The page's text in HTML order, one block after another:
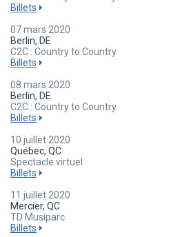
Billets
07 mars 2020
Berlin, DE
C2C : Country to Country
Billets
08 mars 2020
Berlin, DE
C2C : Country to Country
Billets
10 juillet 2020
Québec, QC
Spectacle virtuel
Billets
11 juillet 2020
Mercier, QC
TD Musiparc
Billets